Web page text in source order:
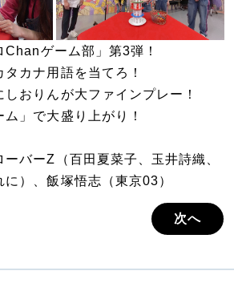
Chanゲーム部」第3弾！
カナ用語を当てろ！
おりんが大ファインプレー！
ム」で大盛り上がり！
バーZ（百田夏菜子、玉井詩織、
）、飯塚悟志（東京03）
次へ